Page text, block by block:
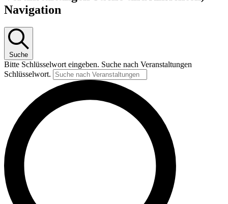
Navigation
Suche
Bitte Schlüsselwort eingeben. Suche nach Veranstaltungen
Schlüsselwort.